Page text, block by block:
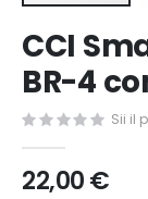
all'inizio
della
galleria
di
immagini
CCI
BR-4
Sii il
22,00 €